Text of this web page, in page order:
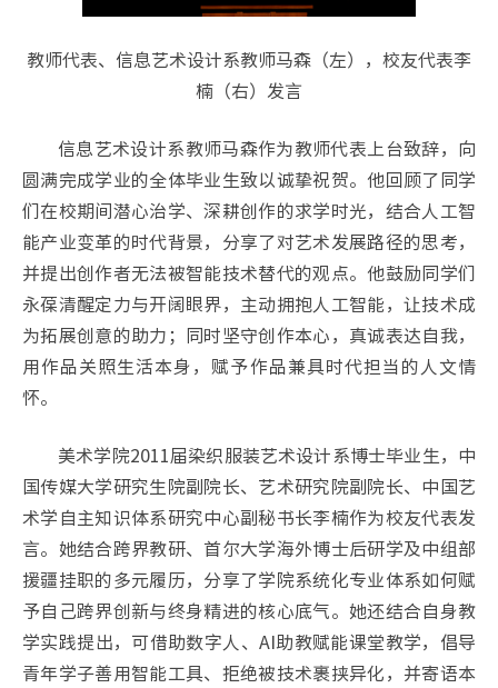
教师代表、信息艺术设计系教师马森（左），校友代表李
楠（右）发言
信息艺术设计系教师马森作为教师代表上台致辞，向
圆满完成学业的全体毕业生致以诚挚祝贺。他回顾了同学
们在校期间潜心治学、深耕创作的求学时光，结合人工智
能产业变革的时代背景，分享了对艺术发展路径的思考，
并提出创作者无法被智能技术替代的观点。他鼓励同学们
永葆清醒定力与开阔眼界，主动拥抱人工智能，让技术成
为拓展创意的助力；同时坚守创作本心，真诚表达自我，
用作品关照生活本身，赋予作品兼具时代担当的人文情
怀。
美术学院2011届染织服装艺术设计系博士毕业生，中
国传媒大学研究生院副院长、艺术研究院副院长、中国艺
术学自主知识体系研究中心副秘书长李楠作为校友代表发
言。她结合跨界教研、首尔大学海外博士后研学及中组部
援疆挂职的多元履历，分享了学院系统化专业体系如何赋
予自己跨界创新与终身精进的核心底气。她还结合自身教
学实践提出，可借助数字人、AI助教赋能课堂教学，倡导
青年学子善用智能工具、拒绝被技术裹挟异化，并寄语本